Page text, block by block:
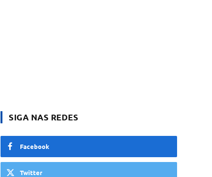
SIGA NAS REDES
Facebook
Twitter